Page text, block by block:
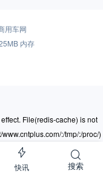
用车网
内存
快讯 搜索
File(redis-cache) is not
:/tmp/:/proc/)
themes/mnews-
line237